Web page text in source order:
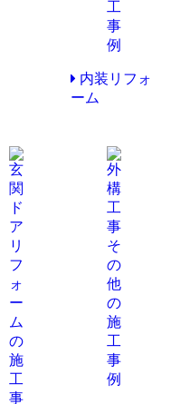
内装リフォ
ーム